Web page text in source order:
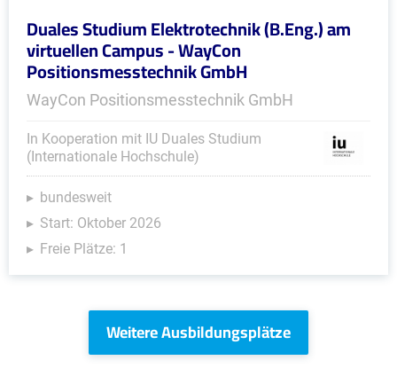
Duales Studium Elektrotechnik (B.Eng.) am
virtuellen Campus - WayCon
Positionsmesstechnik GmbH
WayCon Positionsmesstechnik GmbH
In Kooperation mit IU Duales Studium
(Internationale Hochschule)
bundesweit
Start: Oktober 2026
Freie Plätze: 1
Weitere Ausbildungsplätze